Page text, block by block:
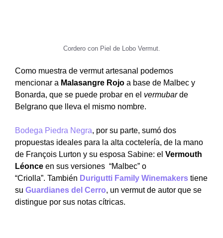
Cordero con Piel de Lobo Vermut.
Como muestra de vermut artesanal podemos
mencionar a Malasangre Rojo a base de Malbec y
Bonarda, que se puede probar en el vermubarde
Belgrano que lleva el mismo nombre.
Bodega Piedra Negra, por su parte, sumó dos
propuestas ideales para la alta coctelería, de la mano
de François Lurton y su esposa Sabine: el Vermouth
Léonce en sus versiones “Malbec” o
“Criolla”. También Durigutti Family Winemakers tiene
su Guardianes del Cerro, un vermut de autor que se
distingue por sus notas cítricas.